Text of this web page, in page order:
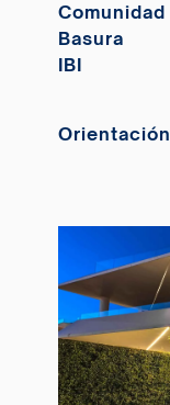
Comunidad
Basura
IBI
Orientación